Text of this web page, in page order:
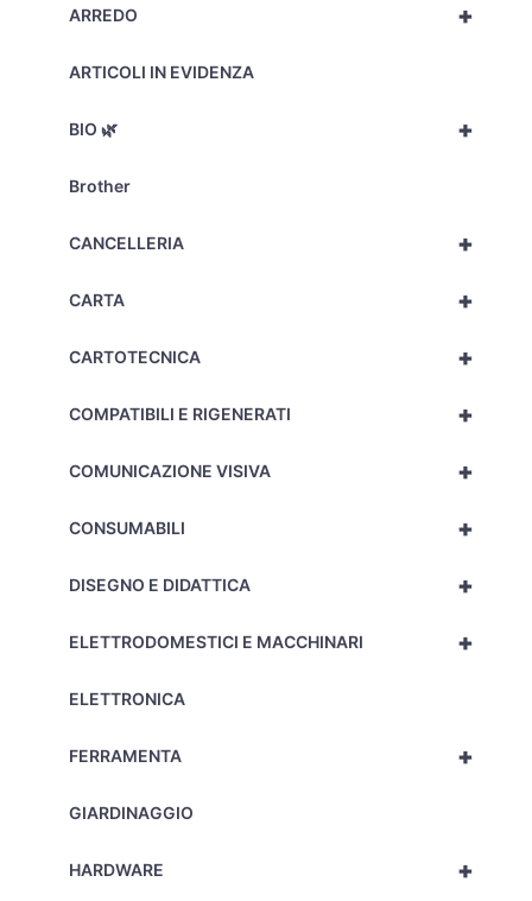
+
ARREDO
ARTICOLI IN EVIDENZA
+
BIO 🌿
Brother
+
CANCELLERIA
+
CARTA
+
CARTOTECNICA
+
COMPATIBILI E RIGENERATI
+
COMUNICAZIONE VISIVA
+
CONSUMABILI
+
DISEGNO E DIDATTICA
+
ELETTRODOMESTICI E MACCHINARI
ELETTRONICA
+
FERRAMENTA
GIARDINAGGIO
+
HARDWARE